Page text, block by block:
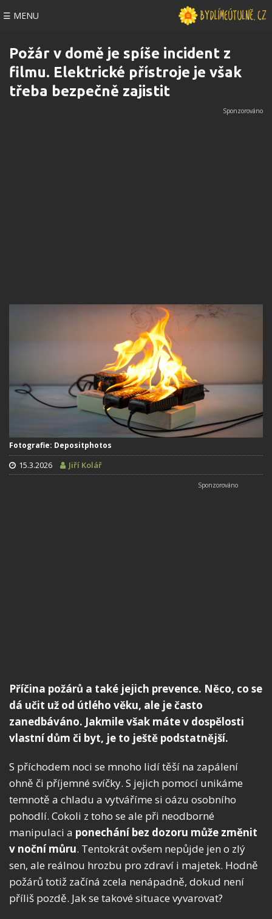
☰ MENU
Požár v domě je spíše incident z
filmu. Elektrické přístroje je však
třeba bezpečně zajistit
Fotografie: Depositphotos
15.3.2026 Jiří Kolář
Příčina požárů a také jejich prevence. Něco, co se
dá učit už od útlého věku, ale je často
zanedbáváno. Jakmile však máte v dospělosti
vlastní dům či byt, je to ještě podstatnější.
S příchodem noci se mnoho lidí těší na zapálení
ohně či příjemné svíčky. S jejich pomocí unikáme
temnotě a chladu a vytváříme si oázu osobního
pohodlí. Cokoli z toho se ale při neodborné
manipulaci a ponechání bez dozoru může změnit
v noční můru. Tentokrát ovšem nepůjde jen o zlý
sen, ale reálnou hrozbu pro zdraví i majetek. Hodně
požárů totiž začíná zcela nenápadně, dokud není
příliš pozdě. Jak se takové situace vyvarovat?